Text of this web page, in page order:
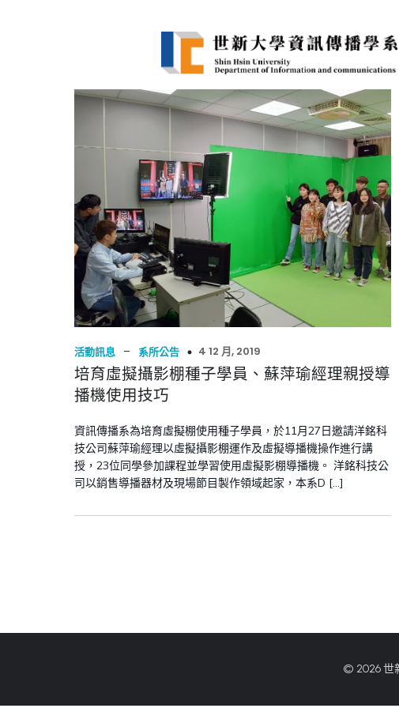
活動訊息 – 系所公告 4 12 月, 2019
培育虛擬攝影棚種子學員、蘇萍瑜經理親授導
播機使用技巧
資訊傳播系為培育虛擬棚使用種子學員，於11月27日邀請洋銘科
技公司蘇萍瑜經理以虛擬攝影棚運作及虛擬導播機操作進行講
授，23位同學參加課程並學習使用虛擬影棚導播機。 洋銘科技公
司以銷售導播器材及現場節目製作領域起家，本系D […]
© 2026 世